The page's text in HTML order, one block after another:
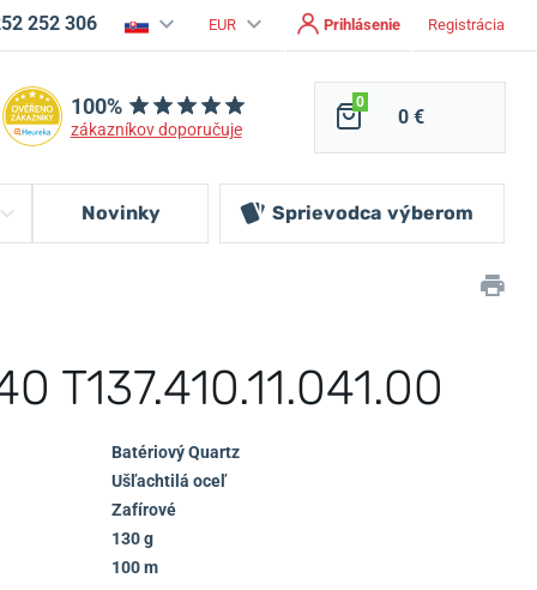
252 306 EUR Prihlásenie Registrácia
100%
zákazníkov doporučuje
0
0 €
Novinky Sprievodca výberom
T137.410.11.041.00
Batériový Quartz
Ušľachtilá oceľ
Zafírové
130 g
100 m